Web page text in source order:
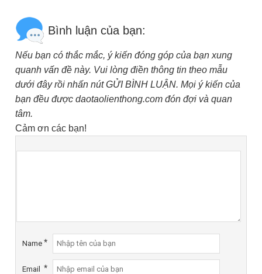
Bình luận của bạn:
Nếu bạn có thắc mắc, ý kiến đóng góp của bạn xung
quanh vấn đề này. Vui lòng điền thông tin theo mẫu
dưới đây rồi nhấn nút GỬI BÌNH LUẬN. Mọi ý kiến của
bạn đều được daotaolienthong.com đón đợi và quan
tâm.
Cảm ơn các bạn!
Name *
Email *